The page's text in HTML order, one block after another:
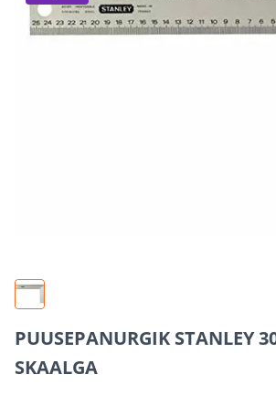
PUUSEPANURGIK STANLEY
SKAALGA